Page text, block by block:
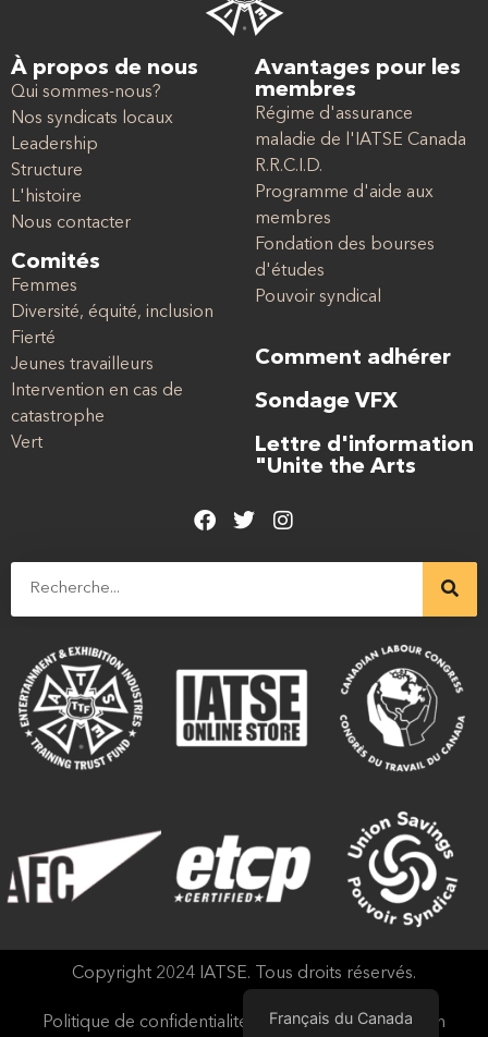
À propos de nous
Qui sommes-nous?
Nos syndicats locaux
Leadership
Structure
L'histoire
Nous contacter
Comités
Femmes
Diversité, équité, inclusion
Fierté
Jeunes travailleurs
Intervention en cas de
catastrophe
Vert
Avantages pour les
membres
Régime d'assurance
maladie de l'IATSE Canada
R.R.C.I.D.
Programme d'aide aux
membres
Fondation des bourses
d'études
Pouvoir syndical
Comment adhérer
Sondage VFX
Lettre d'information
"Unite the Arts
Copyright 2024 IATSE. Tous droits réservés.
Politique de confidentialité et conditions d'utilisation
Français du Canada